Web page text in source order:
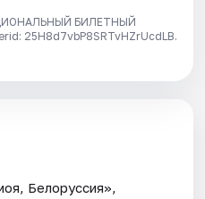
БИЛЕТНЫЙ
25H8d7vbP8SRTvHZrUcdLB.
Белоруссия»,